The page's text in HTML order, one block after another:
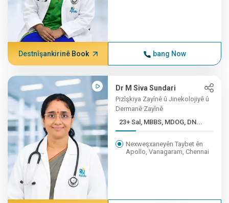
Destnîşankirinê Book bang Now
Dr M Siva Sundari
Pizîşkiya Zayînê û Jinekolojiyê û
Dermanê Zayînê
23+ Sal, MBBS, MDOG, DN...
Nexweşxaneyên Taybet ên
Apollo, Vanagaram, Chennai